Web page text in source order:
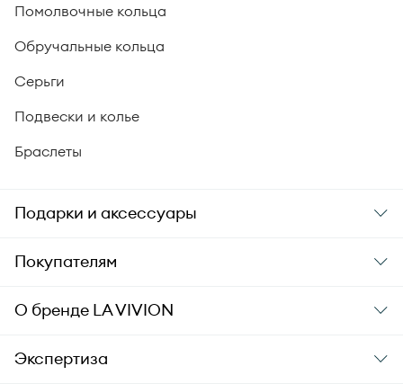
Помолвочные кольца
Обручальные кольца
Серьги
Подвески и колье
Браслеты
Подарки и аксессуары
Подарки
Уход за украшениями
Аксессуары
Покупателям
Заказ и оплата
Гарантия подлинности
О бренде LA VIVION
О компании
Экспертиза